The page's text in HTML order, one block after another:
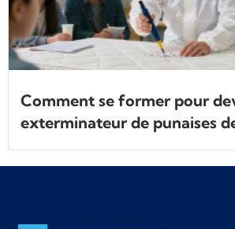
Comment se former pour
exterminateur de punaises